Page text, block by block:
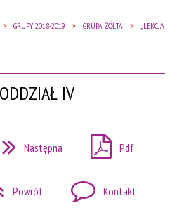
GRUPY 2018-2019 GRUPA ŻÓŁTA
„LEKCJA
IV
Następna Pdf
Powrót Kontakt